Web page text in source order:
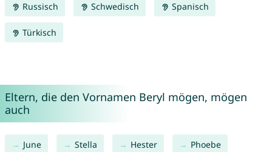
Russisch Schwedisch Spanisch
Türkisch
Eltern, die den Vornamen Beryl mögen, mögen
auch
June Stella Hester Phoebe